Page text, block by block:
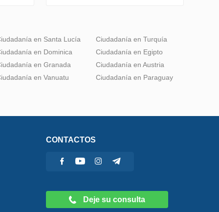
en Santa Lucía
en Dominica
en Granada
en Vanuatu
Ciudadanía en Turquía
Ciudadanía en Egipto
Ciudadanía en Austria
Ciudadanía en Paraguay
CONTACTOS
Deje su consulta